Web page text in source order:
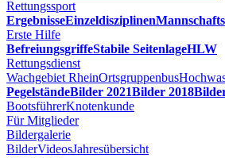
Rettungssport
ErgebnisseEinzeldisziplinen
Erste Hilfe
BefreiungsgriffeStabile SeitenlageHLW
Rettungsdienst
Wachgebiet RheinOrtsgruppenbus
PegelständeBilder 2021Bilder 2018
BootsführerKnotenkunde
Für Mitglieder
Bildergalerie
BilderVideosJahresübersicht